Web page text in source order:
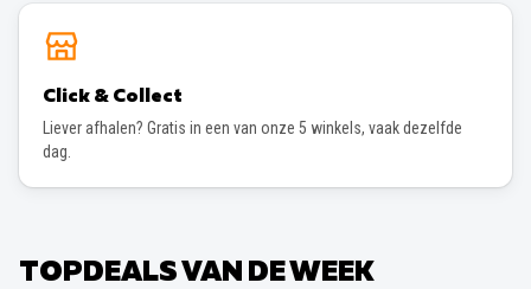
Click & Collect
Liever afhalen? Gratis in een van onze 5 winkels, vaak dezelfde
dag.
TOPDEALS VAN DE WEEK